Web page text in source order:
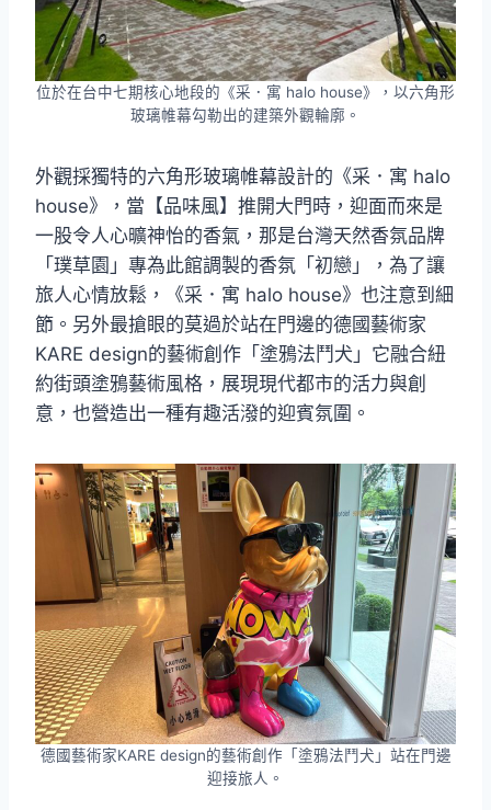
位於在台中七期核心地段的《采．寓 halo house》，以六角形
玻璃帷幕勾勒出的建築外觀輪廓。
外觀採獨特的六角形玻璃帷幕設計的《采．寓 halo
house》，當【品味風】推開大門時，迎面而來是
一股令人心曠神怡的香氣，那是台灣天然香氛品牌
「璞草園」專為此館調製的香氛「初戀」，為了讓
旅人心情放鬆，《采．寓 halo house》也注意到細
節。另外最搶眼的莫過於站在門邊的德國藝術家
KARE design的藝術創作「塗鴉法鬥犬」它融合紐
約街頭塗鴉藝術風格，展現現代都市的活力與創
意，也營造出一種有趣活潑的迎賓氛圍。
德國藝術家KARE design的藝術創作「塗鴉法鬥犬」站在門邊
迎接旅人。